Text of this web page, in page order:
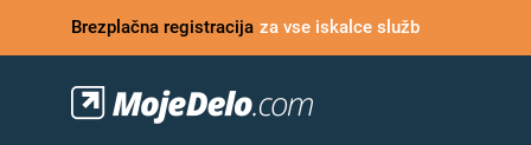
Brezplačna registracija za vse iskalce služb